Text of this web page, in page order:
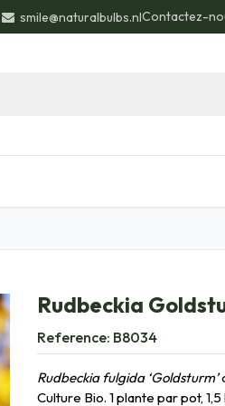
smile@naturalbulbs.nlContactez-
Rudbeckia
Reference: B8034
Rudbeckia fulgida ‘Goldsturm’
Culture Bio. 1 plante par pot,